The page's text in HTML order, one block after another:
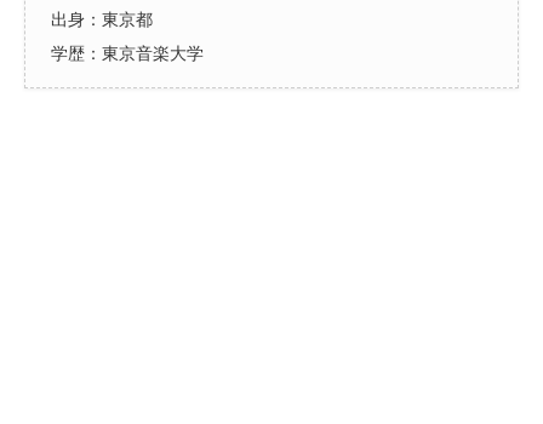
出身：東京都
学歴：東京音楽大学